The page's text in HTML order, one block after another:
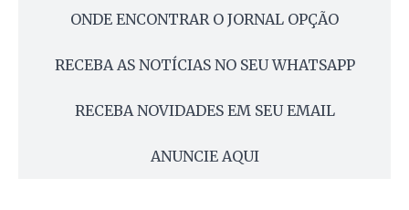
ONDE ENCONTRAR O JORNAL OPÇÃO
RECEBA AS NOTÍCIAS NO SEU WHATSAPP
RECEBA NOVIDADES EM SEU EMAIL
ANUNCIE AQUI